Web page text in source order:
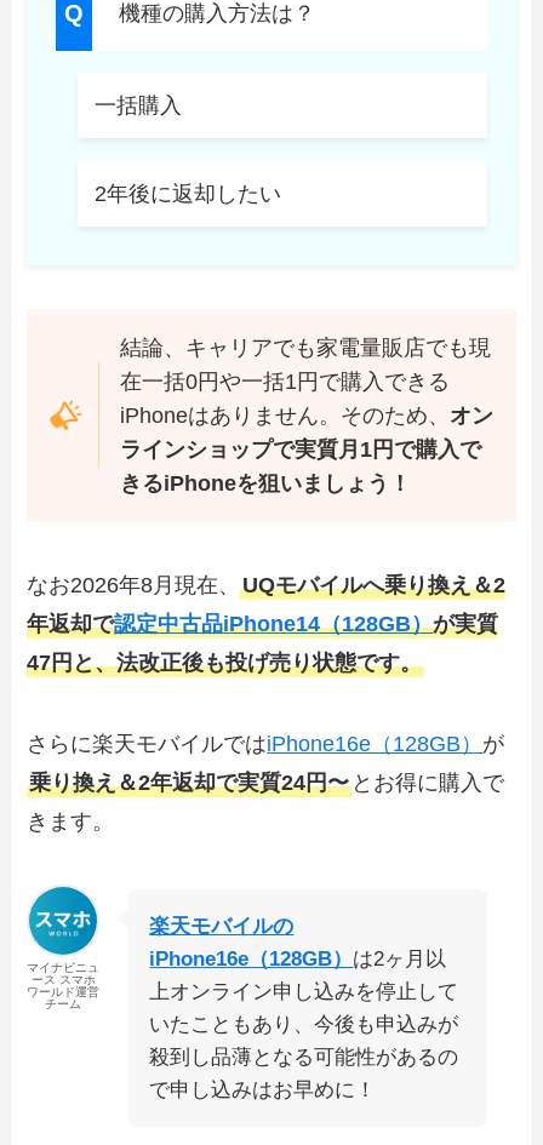
機種の購入方法は？
一括購入
2年後に返却したい
結論、キャリアでも家電量販店でも現
在一括0円や一括1円で購入できる
iPhoneはありません。そのため、 オン
ラインショップで実質月1円で購入で
きるiPhoneを狙いましょう！
なお2026年8月現在、UQモバイルへ乗り換え＆2
年返却で認定中古品iPhone14（128GB）が実質
47円と、法改正後も投げ売り状態です。
さらに楽天モバイルではiPhone16e（128GB） が
乗り換え＆2年返却で実質24円〜 とお得に購入で
きます。
マイナビニュ
ース スマホ
ワールド運営
チーム
楽天モバイルの
iPhone16e（128GB） は2ヶ月以
上オンライン申し込みを停止して
いたこともあり、今後も申込みが
殺到し品薄となる可能性があるの
で申し込みはお早めに！